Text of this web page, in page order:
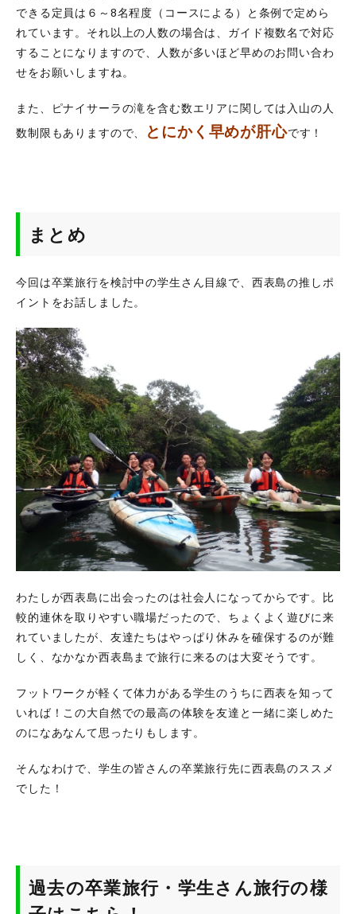
できる定員は６～8名程度（コースによる）と条例で定めら
れています。それ以上の人数の場合は、ガイド複数名で対応
することになりますので、人数が多いほど早めのお問い合わ
せをお願いしますね。
また、ピナイサーラの滝を含む数エリアに関しては入山の人
数制限もありますので、
とにかく早めが肝心です！
まとめ
今回は卒業旅行を検討中の学生さん目線で、西表島の推しポ
イントをお話しました。
わたしが西表島に出会ったのは社会人になってからです。比
較的連休を取りやすい職場だったので、ちょくよく遊びに来
れていましたが、友達たちはやっぱり休みを確保するのが難
しく、なかなか西表島まで旅行に来るのは大変そうです。
フットワークが軽くて体力がある学生のうちに西表を知って
いれば！この大自然での最高の体験を友達と一緒に楽しめた
のになあなんて思ったりもします。
そんなわけで、学生の皆さんの卒業旅行先に西表島のススメ
でした！
過去の卒業旅行・学生さん旅行の様